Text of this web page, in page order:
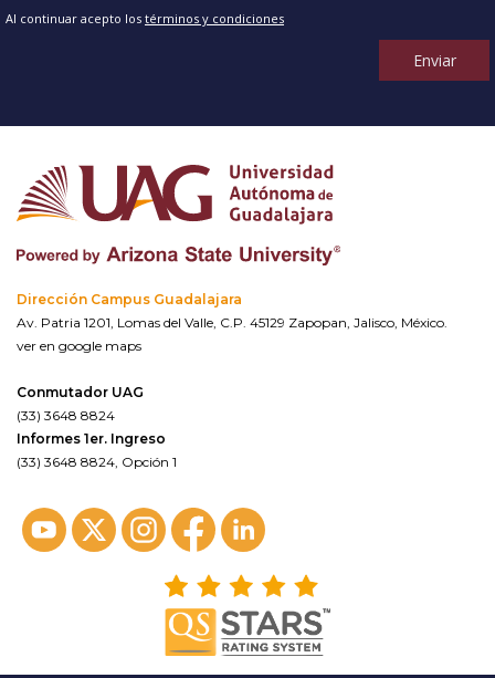
Al continuar acepto los términos y condiciones
Enviar
Dirección Campus Guadalajara
Av. Patria 1201, Lomas del Valle, C.P. 45129 Zapopan, Jalisco, México.
ver en google maps
Conmutador UAG
(33) 3648 8824
Informes 1er. Ingreso
(33) 3648 8824, Opción 1